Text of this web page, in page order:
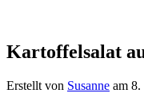
Kartoffelsalat
Erstellt von Susanne am 8.